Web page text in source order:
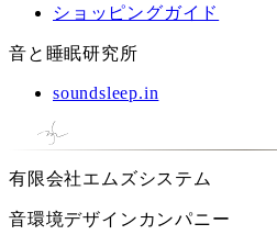
ショッピングガイド
音と睡眠研究所
soundsleep.in
有限会社エムズシステム
音環境デザインカンパニー